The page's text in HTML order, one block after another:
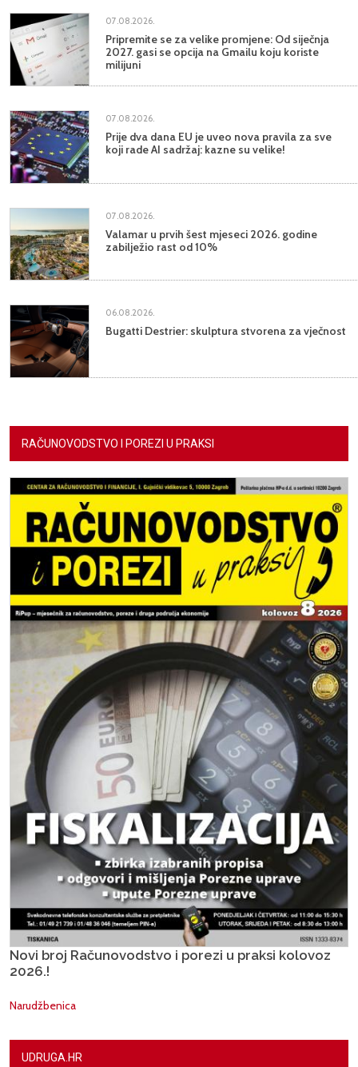
07.08.2026.
Pripremite se za velike promjene: Od siječnja
2027. gasi se opcija na Gmailu koju koriste
milijuni
07.08.2026.
Prije dva dana EU je uveo nova pravila za sve
koji rade AI sadržaj: kazne su velike!
07.08.2026.
Valamar u prvih šest mjeseci 2026. godine
zabilježio rast od 10%
06.08.2026.
Bugatti Destrier: skulptura stvorena za vječnost
RAČUNOVODSTVO I POREZI U PRAKSI
Novi broj Računovodstvo i porezi u praksi kolovoz
2026.!
Narudžbenica
UDRUGA.HR